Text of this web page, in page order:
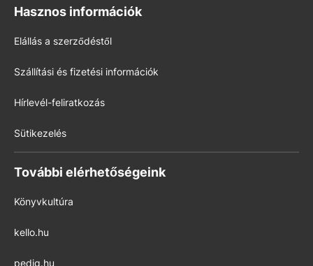
Hasznos információk
Elállás a szerződéstől
Szállítási és fizetési információk
Hírlevél-feliratkozás
Sütikezelés
További elérhetőségeink
Könyvkultúra
kello.hu
pedig.hu